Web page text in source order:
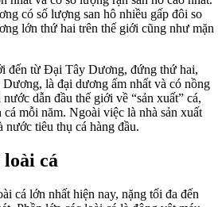
có số lượng san hô nhiều gấp đôi so
lớn thứ hai trên thế giới cũng như mặn
đến từ Đại Tây Dương, đứng thứ hai,
là đại dương ấm nhất và có nồng
dẫn đầu thế giới về “sản xuất” cá,
mỗi năm. Ngoài việc là nhà sản xuất
tiêu thụ cá hàng đầu.
loài cá
cá lớn nhất hiện nay, nặng tối đa đến